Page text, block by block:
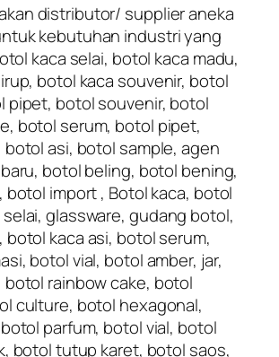
distributor/ supplier aneka
kebutuhan industri yang
kaca selai, botol kaca madu,
botol kaca souvenir, botol
pipet, botol souvenir, botol
botol serum, botol pipet,
asi, botol sample, agen
botol beling, botol bening,
botol import , Botol kaca, botol
glassware, gudang botol,
botol kaca asi, botol serum,
botol vial, botol amber, jar,
rainbow cake, botol
culture, botol hexagonal,
parfum, botol vial, botol
botol tutup karet, botol saos,